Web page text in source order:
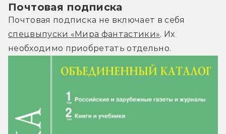
Почтовая подписка
Почтовая подписка не включает в себя
спецвыпуски «Мира фантастики». Их
необходимо приобретать отдельно.